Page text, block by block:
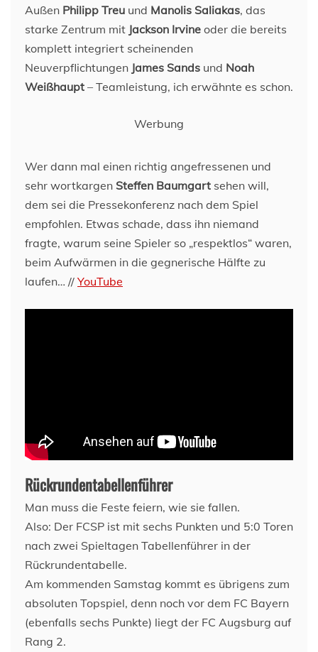
Außen Philipp Treu und Manolis Saliakas, das
starke Zentrum mit Jackson Irvine oder die bereits
komplett integriert scheinenden
Neuverpflichtungen James Sands und Noah
Weißhaupt – Teamleistung, ich erwähnte es schon.
Werbung
Wer dann mal einen richtig angefressenen und
sehr wortkargen Steffen Baumgart sehen will,
dem sei die Pressekonferenz nach dem Spiel
empfohlen. Etwas schade, dass ihn niemand
fragte, warum seine Spieler so „respektlos“ waren,
beim Aufwärmen in die gegnerische Hälfte zu
laufen… // YouTube
Rückrundentabellenführer
Man muss die Feste feiern, wie sie fallen.
Also: Der FCSP ist mit sechs Punkten und 5:0 Toren
nach zwei Spieltagen Tabellenführer in der
Rückrundentabelle.
Am kommenden Samstag kommt es übrigens zum
absoluten Topspiel, denn noch vor dem FC Bayern
(ebenfalls sechs Punkte) liegt der FC Augsburg auf
Rang 2.